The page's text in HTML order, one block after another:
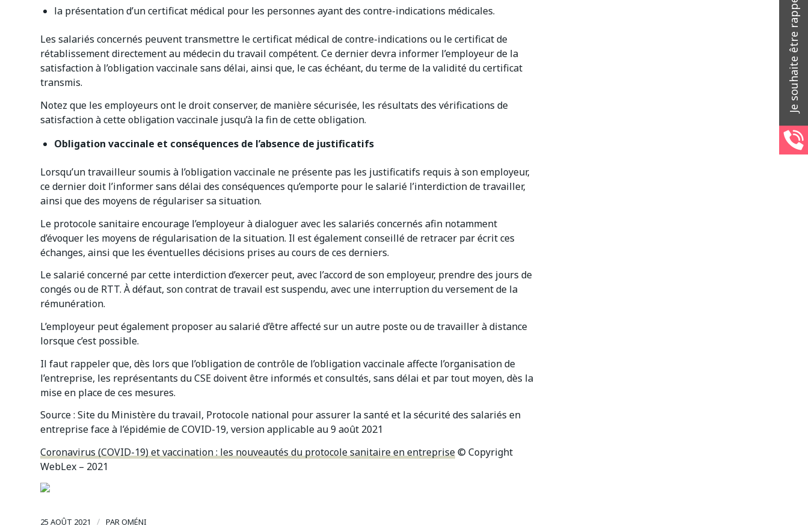
la présentation d’un certificat médical pour les personnes ayant des contre-indications médicales.
Les salariés concernés peuvent transmettre le certificat médical de contre-indications ou le certificat de
rétablissement directement au médecin du travail compétent. Ce dernier devra informer l’employeur de la
satisfaction à l’obligation vaccinale sans délai, ainsi que, le cas échéant, du terme de la validité du certificat
transmis.
Notez que les employeurs ont le droit conserver, de manière sécurisée, les résultats des vérifications de
satisfaction à cette obligation vaccinale jusqu’à la fin de cette obligation.
Obligation vaccinale et conséquences de l’absence de justificatifs
Lorsqu’un travailleur soumis à l’obligation vaccinale ne présente pas les justificatifs requis à son employeur,
ce dernier doit l’informer sans délai des conséquences qu’emporte pour le salarié l’interdiction de travailler,
ainsi que des moyens de régulariser sa situation.
Le protocole sanitaire encourage l’employeur à dialoguer avec les salariés concernés afin notamment
d’évoquer les moyens de régularisation de la situation. Il est également conseillé de retracer par écrit ces
échanges, ainsi que les éventuelles décisions prises au cours de ces derniers.
Le salarié concerné par cette interdiction d’exercer peut, avec l’accord de son employeur, prendre des jours de
congés ou de RTT. À défaut, son contrat de travail est suspendu, avec une interruption du versement de la
rémunération.
L’employeur peut également proposer au salarié d’être affecté sur un autre poste ou de travailler à distance
lorsque c’est possible.
Il faut rappeler que, dès lors que l’obligation de contrôle de l’obligation vaccinale affecte l’organisation de
l’entreprise, les représentants du CSE doivent être informés et consultés, sans délai et par tout moyen, dès la
mise en place de ces mesures.
Source : Site du Ministère du travail, Protocole national pour assurer la santé et la sécurité des salariés en
entreprise face à l’épidémie de COVID-19, version applicable au 9 août 2021
Coronavirus (COVID-19) et vaccination : les nouveautés du protocole sanitaire en entreprise© Copyright
WebLex – 2021
25 AOÛT 2021 / PAROMÉNI